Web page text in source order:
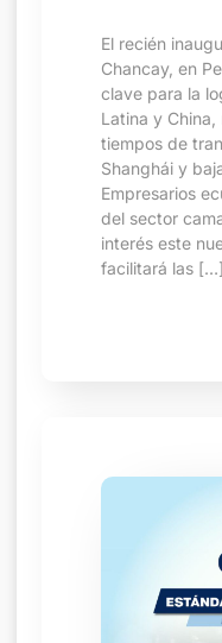
El recién
Chancay, en
clave para la
Latina y
tiempos de
Shanghái y
Empresarios
del sector
interés este
facilitará las […]